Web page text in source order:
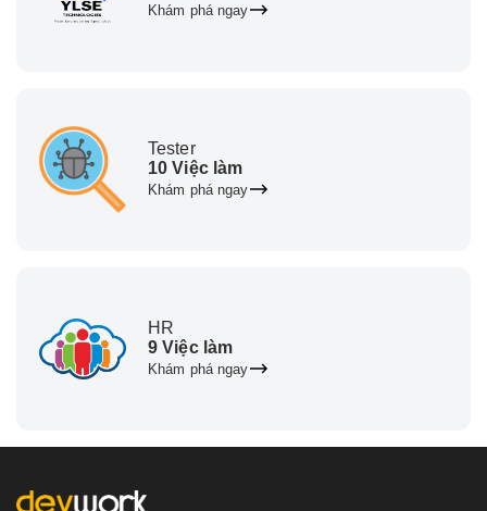
Khám phá ngay
Tester
10 Việc làm
Khám phá ngay
HR
9 Việc làm
Khám phá ngay